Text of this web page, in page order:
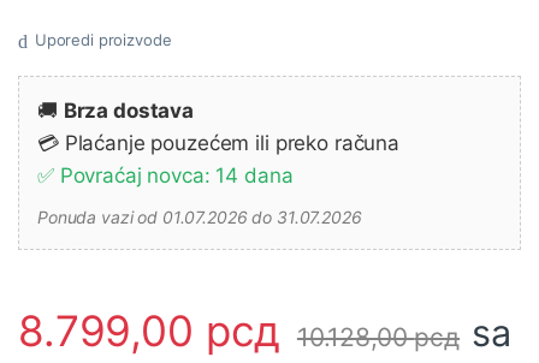
Uporedi proizvode
🚚 Brza dostava
💳 Plaćanje pouzećem ili preko računa
✅ Povraćaj novca: 14 dana
Ponuda vazi od 01.07.2026 do 31.07.2026
8.799,00 рсд 10.128,00рсд sa